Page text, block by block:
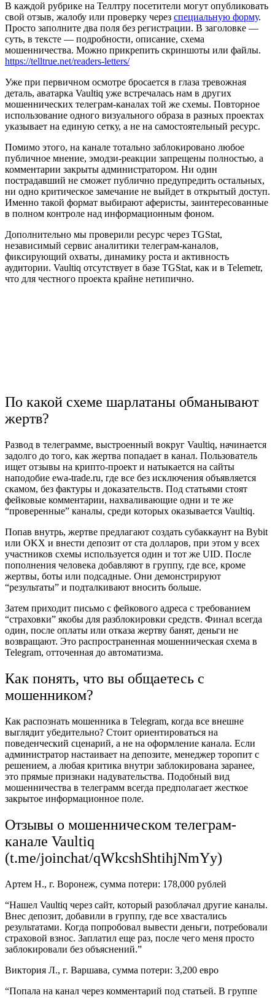
В каждой рубрике на Теллтру посетители могут опубликовать
свой отзыв, жалобу или проверку через специальную форму.
Просто заполните два поля без регистрации. В заголовке —
суть, в тексте — подробности, описание, схема
мошенничества. Можно прикрепить скриншоты или файлы.
https://telltrue.net/readers-letters/
Уже при первичном осмотре бросается в глаза тревожная
деталь, аватарка Vaultiq уже встречалась нам в других
мошеннических телеграм-каналах той же схемы. Повторное
использование одного визуального образа в разных проектах
указывает на единую сетку, а не на самостоятельный ресурс.
Помимо этого, на канале тотально заблокировано любое
публичное мнение, эмодзи-реакции запрещены полностью, а
комментарии закрыты администратором. Ни один
пострадавший не сможет публично предупредить остальных,
ни одно критическое замечание не выйдет в открытый доступ.
Именно такой формат выбирают аферисты, заинтересованные
в полном контроле над информационным фоном.
Дополнительно мы проверили ресурс через TGStat,
независимый сервис аналитики телеграм-каналов,
фиксирующий охваты, динамику роста и активность
аудитории. Vaultiq отсутствует в базе TGStat, как и в Telemetr,
что для честного проекта крайне нетипично.
По какой схеме шарлатаны обманывают
жертв?
Развод в телеграмме, выстроенный вокруг Vaultiq, начинается
задолго до того, как жертва попадает в канал. Пользователь
ищет отзывы на крипто-проект и натыкается на сайты
наподобие ewa-trade.ru, где все без исключения объявляется
скамом, без фактуры и доказательств. Под статьями стоят
фейковые комментарии, нахваливающие одни и те же
“проверенные” каналы, среди которых оказывается Vaultiq.
Попав внутрь, жертве предлагают создать субаккаунт на Bybit
или OKX и внести депозит от ста долларов, при этом у всех
участников схемы используется один и тот же UID. После
пополнения человека добавляют в группу, где все, кроме
жертвы, боты или подсадные. Они демонстрируют
“результаты” и подталкивают вносить больше.
Затем приходит письмо с фейкового адреса с требованием
“страховки” якобы для разблокировки средств. Финал всегда
один, после оплаты или отказа жертву банят, деньги не
возвращают. Это распространенная мошенническая схема в
Telegram, отточенная до автоматизма.
Как понять, что вы общаетесь с
мошенником?
Как распознать мошенника в Telegram, когда все внешне
выглядит убедительно? Стоит ориентироваться на
поведенческий сценарий, а не на оформление канала. Если
администратор настаивает на депозите, менеджер торопит с
решением, а любая критика внутри заблокирована заранее,
это прямые признаки надувательства. Подобный вид
мошенничества в телеграмм всегда предполагает жесткое
закрытое информационное поле.
Отзывы о мошенническом телеграм-
канале Vaultiq
(t.me/joinchat/qWkcshShtihjNmYy)
Артем Н., г. Воронеж, сумма потери: 178,000 рублей
“Нашел Vaultiq через сайт, который разоблачал другие каналы.
Внес депозит, добавили в группу, где все хвастались
результатами. Когда попробовал вывести деньги, потребовали
страховой взнос. Заплатил еще раз, после чего меня просто
заблокировали без объяснений.”
Виктория Л., г. Варшава, сумма потери: 3,200 евро
“Попала на канал через комментарий под статьей. В группе